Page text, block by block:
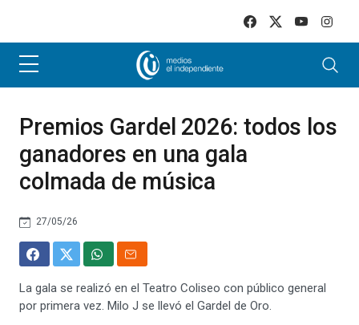
Premios Gardel 2026: todos los
ganadores en una gala
colmada de música
27/05/26
La gala se realizó en el Teatro Coliseo con público general
por primera vez. Milo J se llevó el Gardel de Oro.